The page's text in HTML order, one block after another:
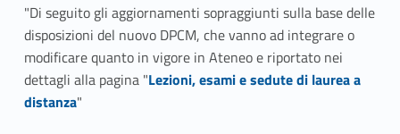
"Di seguito gli aggiornamenti sopraggiunti sulla base delle
disposizioni del nuovo DPCM, che vanno ad integrare o
modificare quanto in vigore in Ateneo e riportato nei
dettagli alla pagina "Link identifier #identifier__85824-1Lezioni, esami e sedute di laurea a
distanza"